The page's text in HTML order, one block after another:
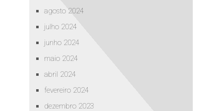
agosto 2024
julho 2024
junho 2024
maio 2024
abril 2024
fevereiro 2024
dezembro 2023